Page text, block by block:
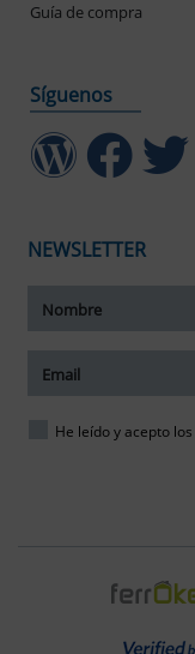
Guía de compra
Síguenos
NEWSLETTER
He leído y acepto los
tamaño del texto
del texto
espaciado del texto